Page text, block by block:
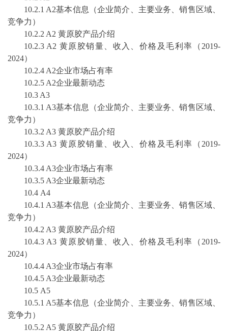
10.2.1 A2基本信息（企业简介、主要业务、销售区域、
竞争力）
10.2.2 A2 黄原胶产品介绍
10.2.3 A2 黄原胶销量、收入、价格及毛利率（ 2019-
2024）
10.2.4 A2企业市场占有率
10.2.5 A2企业最新动态
10.3 A3
10.3.1 A3基本信息（企业简介、主要业务、销售区域、
竞争力）
10.3.2 A3 黄原胶产品介绍
10.3.3 A3 黄原胶销量、收入、价格及毛利率（ 2019-
2024）
10.3.4 A3企业市场占有率
10.3.5 A3企业最新动态
10.4 A4
10.4.1 A3基本信息（企业简介、主要业务、销售区域、
竞争力）
10.4.2 A3 黄原胶产品介绍
10.4.3 A3 黄原胶销量、收入、价格及毛利率（ 2019-
2024）
10.4.4 A3企业市场占有率
10.4.5 A3企业最新动态
10.5 A5
10.5.1 A5基本信息（企业简介、主要业务、销售区域、
竞争力）
10.5.2 A5 黄原胶产品介绍